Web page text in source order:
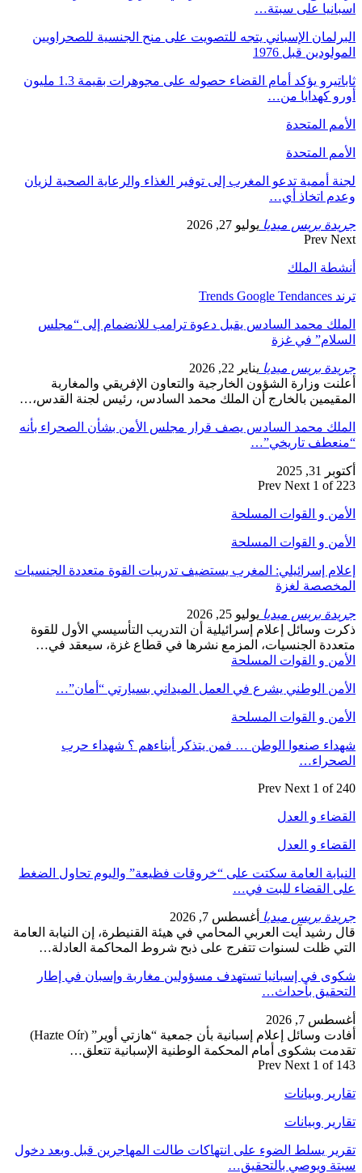
اسبانيا على سبتة…
البرلمان الإسباني يتجه للتصويت على منح الجنسية للصحراويين
المولودين قبل 1976
ثاباتيرو يؤكد أمام القضاء حصوله على مجوهرات بقيمة 1.3 مليون
أورو كهدايا من…
الأمم المتحدة
الأمم المتحدة
لجنة أممية تدعو المغرب إلى توفير الغذاء والرعاية الصحية لزيان
وعدم اتخاذ أي…
جريدة بريس ميديا يوليو 27, 2026
Prev Next
أنشطة الملك
ترند Trends Google Tendances
الملك محمد السادس يقبل دعوة ترامب للانضمام إلى “مجلس
السلام” في غزة
جريدة بريس ميديا يناير 22, 2026
أعلنت وزارة الشؤون الخارجية والتعاون الإفريقي والمغاربة
المقيمين بالخارج أن الملك محمد السادس، رئيس لجنة القدس،…
الملك محمد السادس يصف قرار مجلس الأمن بشأن الصحراء بأنه
“منعطف تاريخي”…
أكتوبر 31, 2025
Prev Next 1 of 223
الأمن و القوات المسلحة
الأمن و القوات المسلحة
إعلام إسرائيلي: المغرب يستضيف تدريبات القوة متعددة الجنسيات
المخصصة لغزة
جريدة بريس ميديا يوليو 25, 2026
ذكرت وسائل إعلام إسرائيلية أن التدريب التأسيسي الأول للقوة
متعددة الجنسيات، المزمع نشرها في قطاع غزة، سيعقد في…
الأمن و القوات المسلحة
الأمن الوطني يشرع في العمل الميداني بسيارتي “أمان”…
الأمن و القوات المسلحة
شهداء صنعوا الوطن … فمن يتذكر أبناءهم ؟ شهداء حرب
الصحراء…
Prev Next 1 of 240
القضاء و العدل
القضاء و العدل
النيابة العامة سكتت على “خروقات فظيعة” واليوم تحاول الضغط
على القضاء للبت في…
جريدة بريس ميديا أغسطس 7, 2026
قال رشيد آيت العربي المحامي في هيئة القنيطرة، إن النيابة العامة
التي ظلت لسنوات تتفرج على ذبح شروط المحاكمة العادلة…
شكوى في إسبانيا تستهدف مسؤولين مغاربة وإسبان في إطار
التحقيق بأحداث…
أغسطس 7, 2026
أفادت وسائل إعلام إسبانية بأن جمعية “هازتي أوير” (Hazte Oír)
تقدمت بشكوى أمام المحكمة الوطنية الإسبانية تتعلق…
Prev Next 1 of 143
تقارير وبيانات
تقارير وبيانات
تقرير يسلط الضوء على انتهاكات طالت المهاجرين قبل وبعد دخول
سبتة ويوصي بالتحقيق…